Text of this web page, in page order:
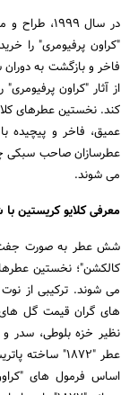
در سال
"کراون پرفیومری" را
فاخر و بازگشت به
از آثار "کراون
کند. نخستین عطرهای
عمیق، فاخر و پیچیده
می شوند.
معرفی کلایو کریستین با
شش عطر به صورت جفت
می شوند. ترکیبی از
های گران قیمت گل های
نظیر خزه بلوطی، سدر
عطر "1872"
اساس فرمول های